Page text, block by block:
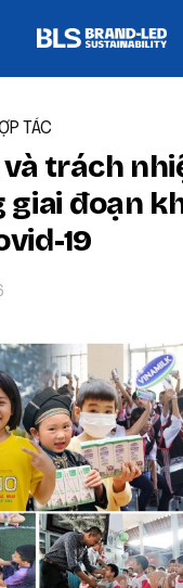
TÁC
trách
giai đoạn
19